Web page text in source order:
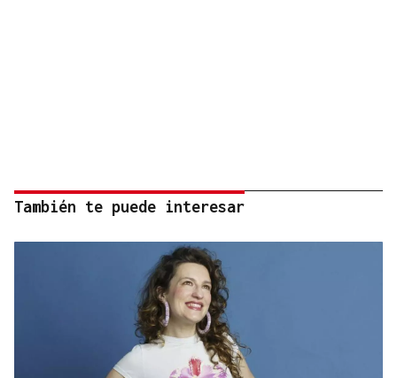
También te puede interesar